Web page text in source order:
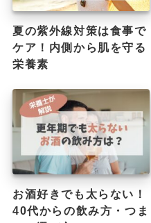
夏の紫外線対策は食事で
ケア！内側から肌を守る
栄養素
お酒好きでも太らない！
40代からの飲み方・つま